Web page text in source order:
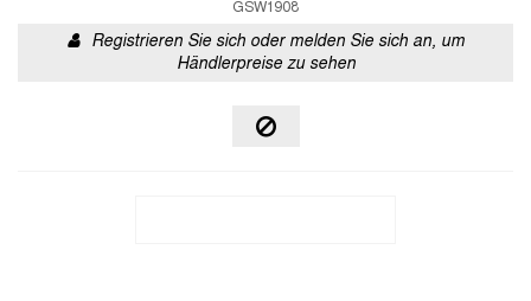
GSW1908
Registrieren Sie sich oder melden Sie sich an, um
Händlerpreise zu sehen